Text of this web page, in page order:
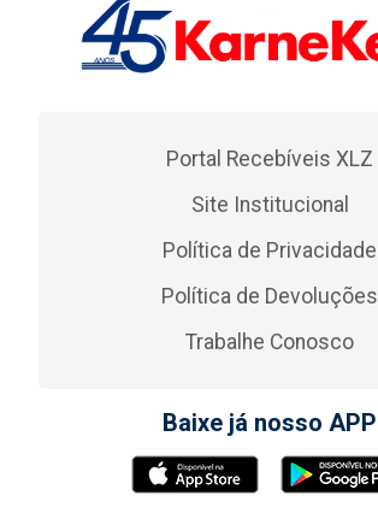
Portal Recebíveis XLZ
Site Institucional
Política de Privacidade
Política de Devoluções
Trabalhe Conosco
Baixe já nosso APP